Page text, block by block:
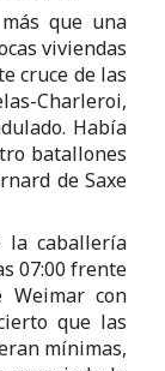
que una
viviendas
cruce de las
Charleroi,
Había
batallones
de Saxe
la caballería
07:00 frente
Weimar con
que las
mínimas,